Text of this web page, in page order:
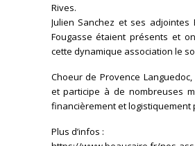
Rives.
Julien Sanchez et ses
Fougasse étaient présents et
cette dynamique association le
Choeur de Provence
et participe à de nombreuses
financièrement et logistiquement
Plus d’infos :